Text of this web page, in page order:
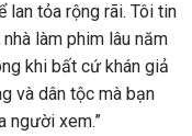
lan tỏa rộng rãi. Tôi tin
làm phim lâu năm
khi bất cứ khán giả
và dân tộc mà bạn
người xem.”